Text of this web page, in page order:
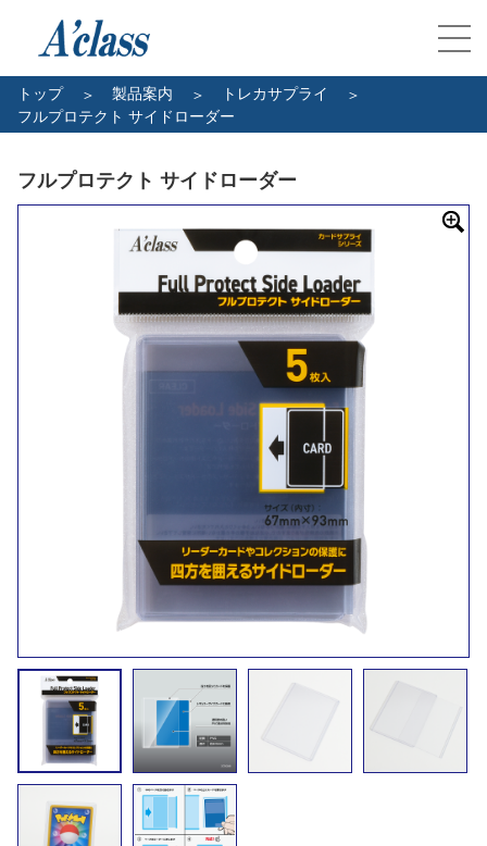
トップ 製品案内
トレカサプライ
フルプロテクト サイドローダー
フルプロテクト サイドローダー